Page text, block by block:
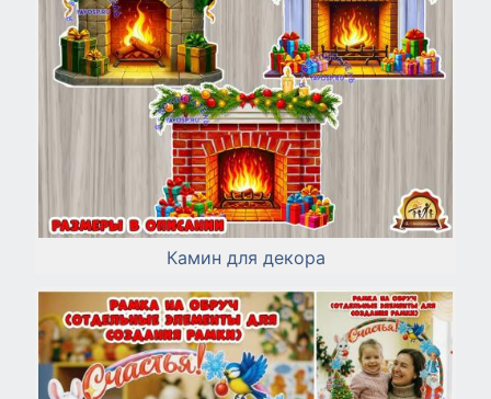
Камин для декора